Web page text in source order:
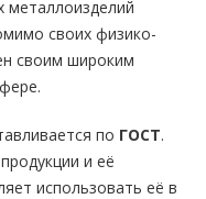
металлоизделий
своих физико-
своим широким
по ГОСТ.
и её
использовать её в